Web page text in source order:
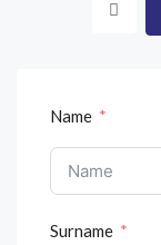
Name
Surname